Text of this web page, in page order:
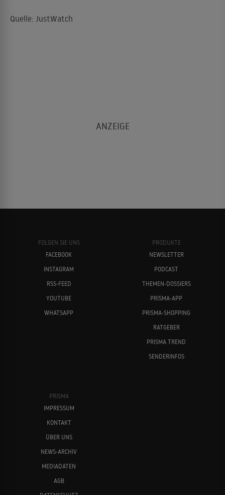
Quelle: JustWatch
FOLGEN SIE UNS
FACEBOOK
INSTAGRAM
RSS-FEED
YOUTUBE
WHATSAPP
PRODUKTE
NEWSLETTER
PODCAST
THEMEN-DOSSIERS
PRISMA-APP
PRISMA-SHOPPING
RATGEBER
PRISMA TREND
SENDERINFOS
PRISMA
IMPRESSUM
KONTAKT
ÜBER UNS
NEWS-ARCHIV
MEDIADATEN
AGB